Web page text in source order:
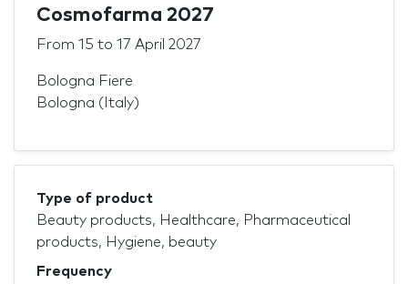
Cosmofarma 2027
From 15 to 17 April 2027
Bologna Fiere
Bologna (Italy)
Type of product
Beauty products, Healthcare, Pharmaceutical
products, Hygiene, beauty
Frequency